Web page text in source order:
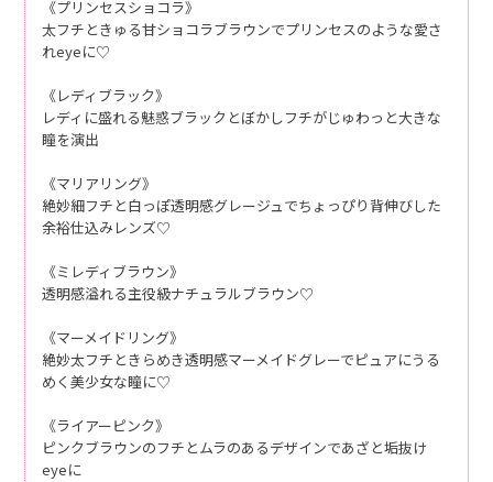
《プリンセスショコラ》
太フチときゅる甘ショコラブラウンでプリンセスのような愛さ
れeyeに♡
《レディブラック》
レディに盛れる魅惑ブラックとぼかしフチがじゅわっと大きな
瞳を演出
《マリアリング》
絶妙細フチと白っぽ透明感グレージュでちょっぴり背伸びした
余裕仕込みレンズ♡
《ミレディブラウン》
透明感溢れる主役級ナチュラルブラウン♡
《マーメイドリング》
絶妙太フチときらめき透明感マーメイドグレーでピュアにうる
めく美少女な瞳に♡
《ライアーピンク》
ピンクブラウンのフチとムラのあるデザインであざと垢抜け
eyeに